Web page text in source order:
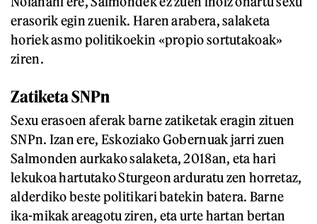
erasorik egin zuenik. Haren arabera, salaketa
horiek asmo politikoekin «propio sortutakoak»
ziren.
Zatiketa SNPn
Sexu erasoen aferak barne zatiketak eragin zituen
SNPn. Izan ere, Eskoziako Gobernuak jarri zuen
Salmonden aurkako salaketa, 2018an, eta hari
lekukoa hartutako Sturgeon arduratu zen horretaz,
alderdiko beste politikari batekin batera. Barne
ika-mikak areagotu ziren, eta urte hartan bertan